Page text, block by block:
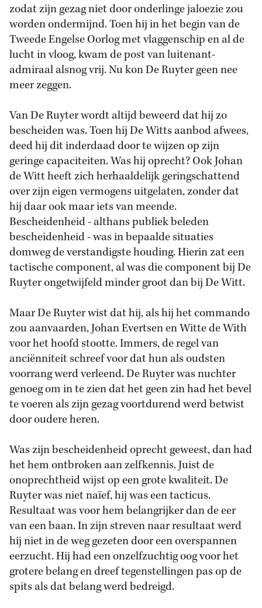
zodat zijn gezag niet door onderlinge jaloezie zou
worden ondermijnd. Toen hij in het begin van de
Tweede Engelse Oorlog met vlaggenschip en al de
lucht in vloog, kwam de post van luitenant-
admiraal alsnog vrij. Nu kon De Ruyter geen nee
meer zeggen.
Van De Ruyter wordt altijd beweerd dat hij zo
bescheiden was. Toen hij De Witts aanbod afwees,
deed hij dit inderdaad door te wijzen op zijn
geringe capaciteiten. Was hij oprecht? Ook Johan
de Witt heeft zich herhaaldelijk geringschattend
over zijn eigen vermogens uitgelaten, zonder dat
hij daar ook maar iets van meende.
Bescheidenheid - althans publiek beleden
bescheidenheid - was in bepaalde situaties
domweg de verstandigste houding. Hierin zat een
tactische component, al was die component bij De
Ruyter ongetwijfeld minder groot dan bij De Witt.
Maar De Ruyter wist dat hij, als hij het commando
zou aanvaarden, Johan Evertsen en Witte de With
voor het hoofd stootte. Immers, de regel van
anciënniteit schreef voor dat hun als oudsten
voorrang werd verleend. De Ruyter was nuchter
genoeg om in te zien dat het geen zin had het bevel
te voeren als zijn gezag voortdurend werd betwist
door oudere heren.
Was zijn bescheidenheid oprecht geweest, dan had
het hem ontbroken aan zelfkennis. Juist de
onoprechtheid wijst op een grote kwaliteit. De
Ruyter was niet naïef, hij was een tacticus.
Resultaat was voor hem belangrijker dan de eer
van een baan. In zijn streven naar resultaat werd
hij niet in de weg gezeten door een overspannen
eerzucht. Hij had een onzelfzuchtig oog voor het
grotere belang en dreef tegenstellingen pas op de
spits als dat belang werd bedreigd.